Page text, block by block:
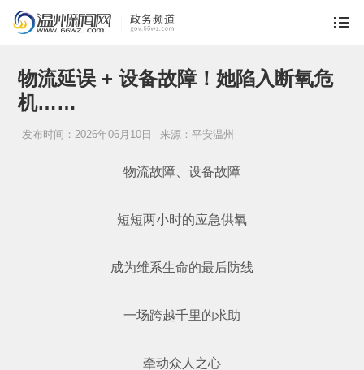
物流延误 + 设备故障！她陷入断氧危
机……
发布时间：2026年06月10日 来源：平安温州
物流故障、设备故障
短短两小时的应急供氧
成为维系生命的最后防线
一场跨越千里的求助
牵动众人之心